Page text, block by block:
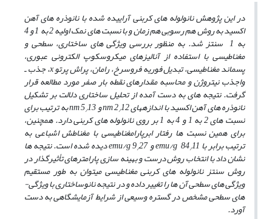
در این پژوهش نانولوله­ های کربنی آراییده شده با نانوذره­ های آهن
اکسید به روش هم رسوبی هم ­زمان و با نسبت ­های نمک اولیه 2 به 1 و 4
به 1 سنتز شد. به منظور بررسی ویژگی­ های ساختاری، سطحی و
مغناطیسی با استفاده از آنالیزهای میکروسکوپ الکترونی عبوری،
پسماند مغناطیسی، تبدیل فوریه فروسرخ، رامان، پراش پرتو x، جذب ـ
واجذب نیتروژن و محاسبه مقدارهای نقطه بار صفر مورد مطالعه قرار
گرفت. نتیجه­ های به دست آمده از تحلیل ساختاری دلالت بر تشکیل
نانوذره های آهن اکسید با اندازه­های nm 2 /12 و nm 5 / 13 به ترتیب برای
نسبت­ های 2 به 1 و 4 به 1 بر روی نانولوله­ های کربنی دارد. همچنین،
برای همین نسبت ها رفتار ابرپارامغناطیسی با مغناطش اشباعی به
ترتیب برابر با emu/g 84 /11 و emu/g 9 / 27 دیده شده است. نتیجه­ ها
نشان داد با انتخاب روش درست و بهینه سازی پارامترهای تأثیرگذار در
روش سنتز نانولوله­ های کربنی مغناطیسی می­توان به طور مستقیم
ویژگی­ های سطحی آن ­ها را تغییر داده و در نتیجه نانوساختاری با ویژگی­
های سطحی مشخص در گستره وسیعی از شرایط آزمایشگاهی به ­دست
آورد.